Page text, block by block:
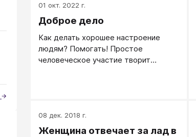
01 окт. 2022 г.
Доброе дело
Как делать хорошее настроение
людям? Помогать! Простое
человеческое участие творит
08 дек. 2018 г.
Женщина отвечает за лад в